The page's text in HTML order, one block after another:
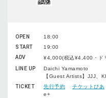
OPEN
18:00
START
19:00
ADV
¥4,000(税込¥4,400・ド
LINE UP
Daichi Yamamoto
【Guest Artists】JJJ、
TICKET
先行予約 チケットぴあ
e+